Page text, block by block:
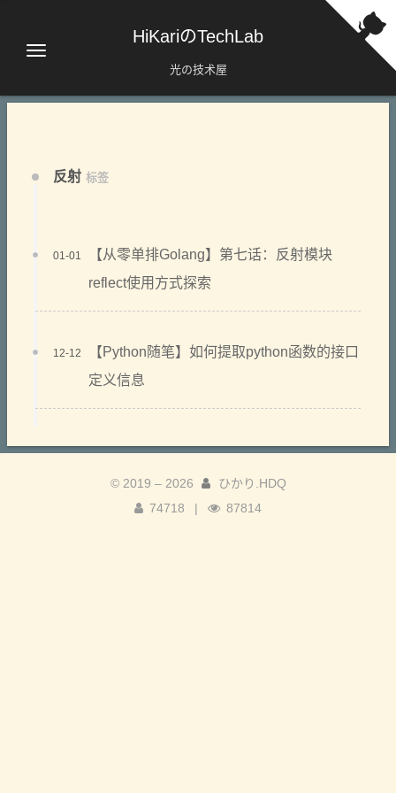
HiKariのTechLab
光の技术屋
反射 标签
【从零单排Golang】第七话：反射模块
reflect使用方式探索
01-01
【Python随笔】如何提取python函数的接口
定义信息
12-12
© 2019 – 2026
ひかり.HDQ
74718
| 87814